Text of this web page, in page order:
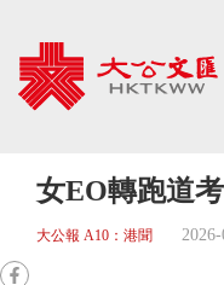
女EO轉跑道
大公報 A10：港聞